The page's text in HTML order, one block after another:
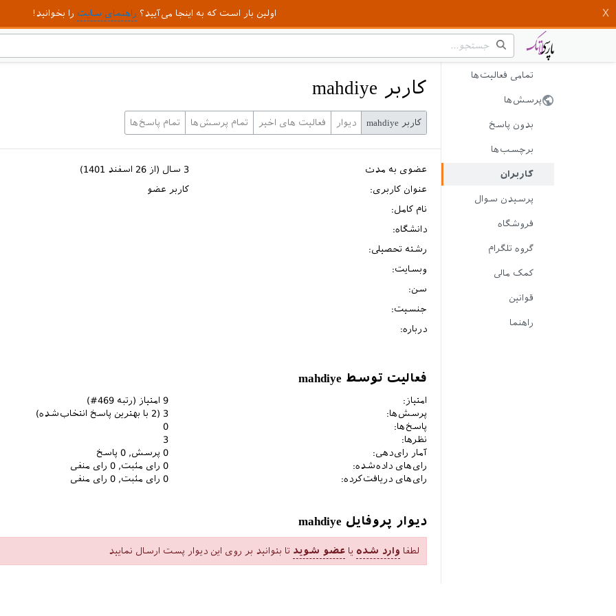
اولین بار است که به اینجا می‌آیید؟ راهنمای سایت را بخوانید!
تمامی فعالیت‌ها
پرسش‌ها
بدون پاسخ
برچسب‌ها
کاربران
پرسیدن سوال
فروشگاه
گروه تلگرام
کمک مالی
قوانین
راهنما
کاربر mahdiye
کاربر mahdiye دیوار فعالیت های اخیر تمام پرسش‌ها تمام پاسخ‌ها
عضوی به مدت
3 سال (از 26 اسفند 1401)
عنوان کاربری:
کاربر عضو
نام کامل:
دانشگاه:
رشته تحصیلی:
وبسایت:
سن:
جنسیت:
درباره:
فعالیت توسط mahdiye
امتیاز: 9 امتیاز (رتبه 469
#)
پرسش‌ها:
3
(
2 با بهترین پاسخ انتخاب‌شده)
پاسخ‌ها:
0
نظرها:
3
آمار رای‌دهی:
0 پرسش, 0 پاسخ
رای‌های داده‌شده:
0 رای مثبت, 0 رای منفی
رای‌های دریافت‌کرده:
0 رای مثبت, 0 رای منفی
دیوار پروفایل mahdiye
لطفا وارد شده یا عضو شوید تا بتوانید بر روی این دیوار پست ارسال نمایید